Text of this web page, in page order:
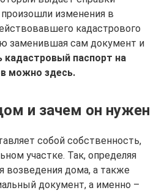
изменения в
кадастрового
заменившая сам документ и
кадастровый паспорт на
можно здесь.
и зачем он нужен
собой собственность,
участке. Так, определяя
возведения дома, а также
документ, а именно –